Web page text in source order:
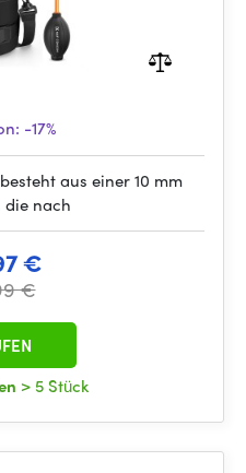
-17%
aus einer 10 mm
die nach
€
€
> 5 Stück